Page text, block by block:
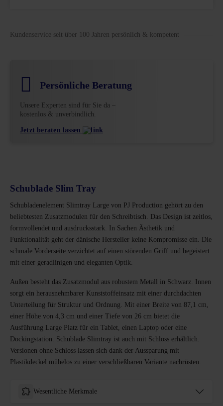
Kundenservice seit über 100 Jahren persönlich & kompetent
Persönliche Beratung
Unsere Experten sind für Sie da –
kostenlos & unverbindlich.
Jetzt beraten lassen
Schublade Slim Tray
Schubladenelement Slimtray Large von PJ Production gehört zu den
beliebtesten Zusatzmodulen für den Schreibtisch. Das Design ist zeitlos,
formvollendet und ausdrucksstark. In Sachen Ästhetik und
Funktionalität geht der dänische Hersteller keine Kompromisse ein. Die
schmale Vorderseite verzichtet auf einen störenden Griff und begeistert
mit einer geradlinigen und eleganten Optik.
Außen besteht das Zusatzmodul aus robustem Metall in Schwarz. Innen
sorgt ein herausnehmbarer Kunststoffeinsatz mit einer durchdachten
Unterteilung für Struktur und Ordnung. Mit einer Breite von 87,1 cm,
einer Höhe von 4,3 cm und einer Tiefe von 26 cm bietet die
Ausführung Large Platz für ein Tablet, einen Laptop oder eine
Dockingstation. Schublade Slimtray ist auch mit Schloss erhältlich.
Versionen ohne Schloss lassen sich dank der Aussparung mit
Plastikdeckel mühelos zu einer verschließbaren Variante nachrüsten.
Wesentliche Merkmale